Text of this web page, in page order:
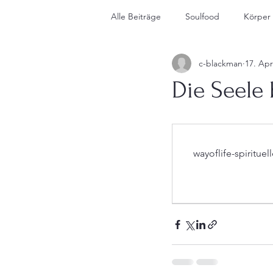
Alle Beiträge Soulfood Körper
About Me
Die Seele
c-blackman 17.
wayoflife-